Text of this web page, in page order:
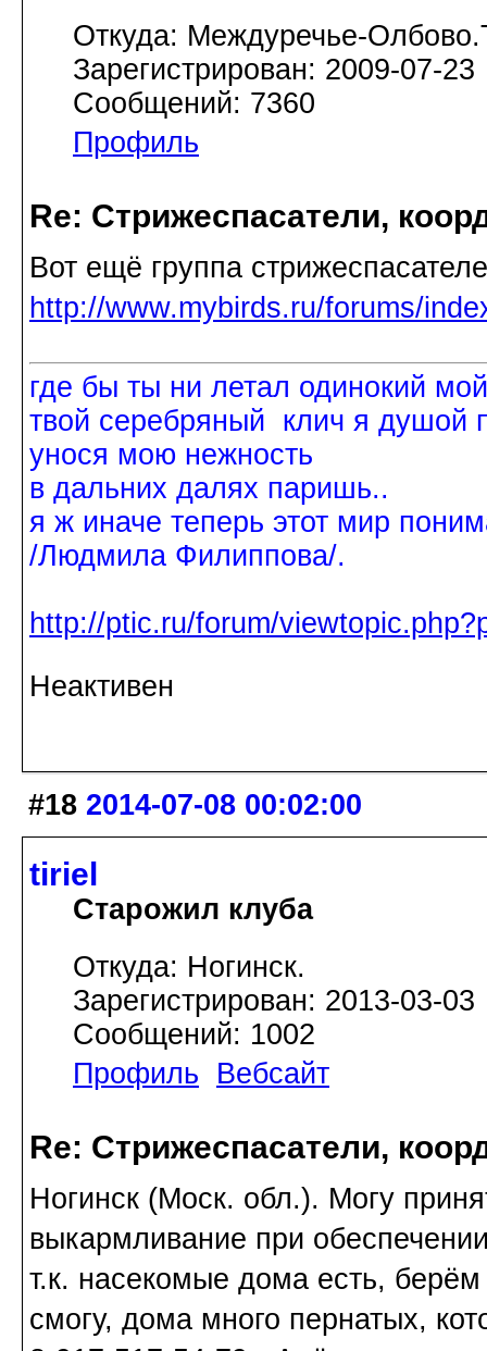
Откуда: Междуречье-
Зарегистрирован: 2009-07-23
Сообщений: 7360
Профиль
Re: Стрижеспасатели,
Вот ещё группа
http://www.mybirds.ru/forums/
где бы ты ни летал одинокий
твой серебряный клич я душой
унося мою нежность
в дальних далях паришь..
я ж иначе теперь этот мир
/Людмила Филиппова/.
http://ptic.ru/forum/
Неактивен
#18 2014-07-08 00:02:00
tiriel
Старожил клуба
Откуда: Ногинск.
Зарегистрирован: 2013-03-03
Сообщений: 1002
Профиль
Вебсайт
Re: Стрижеспасатели,
Ногинск (Моск. обл.). Могу
выкармливание при
т.к. насекомые дома есть,
смогу, дома много пернатых,